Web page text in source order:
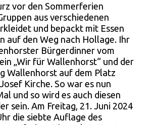
vor den Sommerferien
aus verschiedenen
und bepackt mit Essen
auf den Weg nach Hollage. Ihr
Bürgerdinner vom
„Wir für Wallenhorst“ und der
Wallenhorst auf dem Platz
Kirche. So war es nun
und so wird es auch diesen
sein. Am Freitag, 21. Juni 2024
die siebte Auflage des